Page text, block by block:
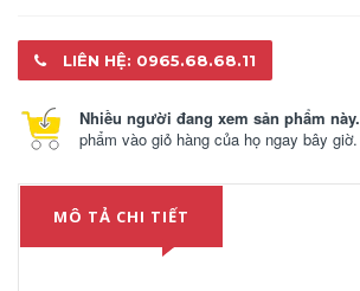
LIÊN HỆ: 0965.68.68.11
Nhiều người đang xem sản phẩm này.
phẩm vào giỏ hàng của họ ngay bây giờ.
MÔ TẢ CHI TIẾT